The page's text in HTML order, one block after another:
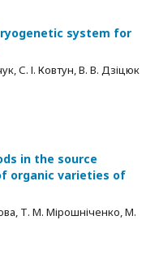
system for
С. І. Ковтун, В. В. Дзіцюк
in the source
organic varieties of
Т. М. Мірошніченко, М.